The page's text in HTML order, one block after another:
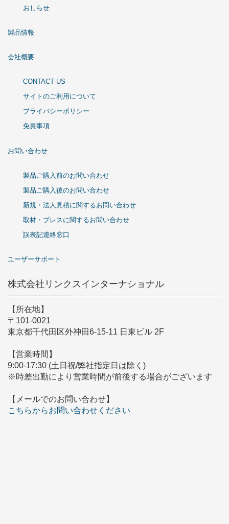
おしらせ
製品情報
会社概要
CONTACT US
サイトのご利用について
プライバシーポリシー
免責事項
お問い合わせ
製品ご購入前のお問い合わせ
製品ご購入後のお問い合わせ
新規・法人見積に関するお問い合わせ
取材・プレスに関するお問い合わせ
誤表記連絡窓口
ユーザーサポート
株式会社リンクスインターナショナル
【所在地】
〒101-0021
東京都千代田区外神田6-15-11 日東ビル 2F
【営業時間】
9:00-17:30 (土日祝/弊社指定日は除く)
※時差出勤により営業時間が前後する場合がございます
【メールでのお問い合わせ】
こちらからお問い合わせください